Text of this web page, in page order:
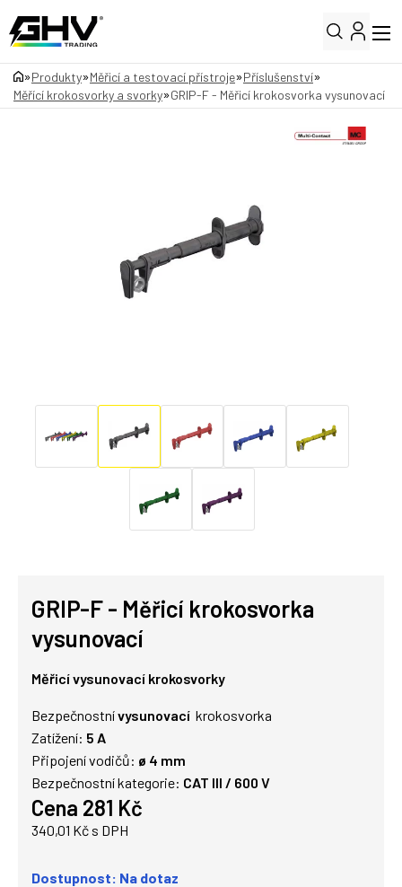
»Produkty»Měřicí a testovací přístroje»Příslušenství»
Měřící krokosvorky a svorky»GRIP-F - Měřicí krokosvorka vysunovací
GRIP-F - Měřicí krokosvorka
vysunovací
Měřicí vysunovací krokosvorky
Bezpečnostnívysunovací krokosvorka
Zatížení: 5 A
Připojení vodičů: ø 4 mm
Bezpečnostní kategorie: CAT III / 600 V
Cena 281 Kč
340,01 Kč s DPH
Dostupnost: Na dotaz